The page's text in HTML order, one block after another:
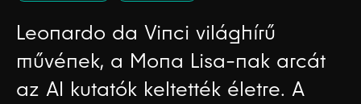
Leonardo da Vinci világhírű
művének, a Mona Lisa-nak arcát
az AI kutatók keltették életre. A